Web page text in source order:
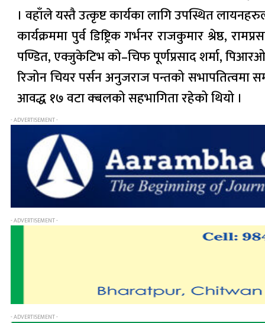
। वहाँले यस्तै उत्कृष्ट कार्यका लागि उपस्थित
कार्यक्रममा पुर्व डिष्ट्रिक गर्भनर राजकुमार श्रेष्ठ,
पण्डित, एक्जुकेटिभ को–चिफ पूर्णप्रसाद शर्मा,
रिजोन चियर पर्सन अनुजराज पन्तको सभापतित्वमा
आवद्ध १७ वटा क्बलको सहभागिता रहेको थियो ।
- ADVERTISEMENT -
- ADVERTISEMENT -
- ADVERTISEMENT -